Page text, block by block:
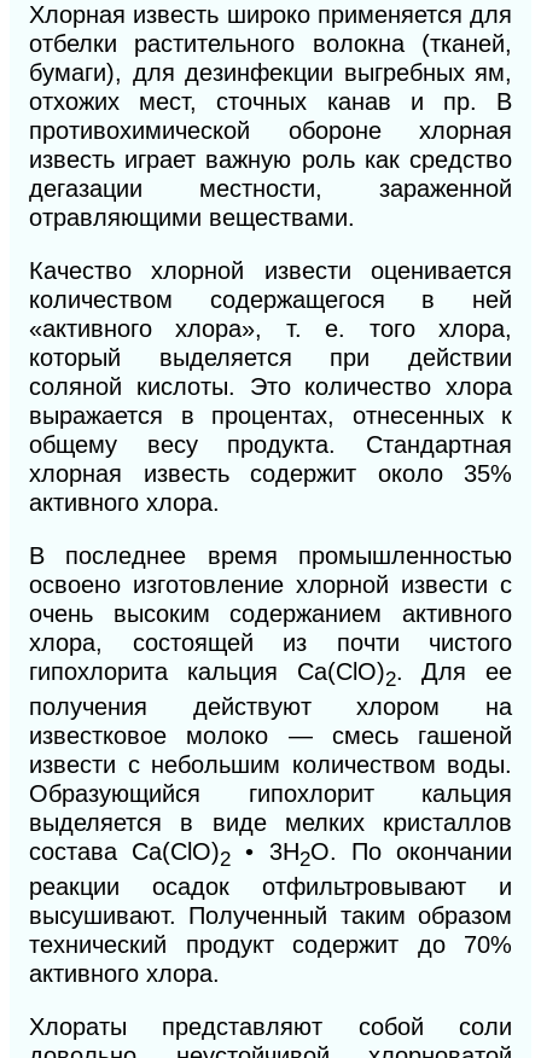
Хлорная известь широко применяется для
отбелки растительного волокна (тканей,
бумаги), для дезинфекции выгребных ям,
отхожих мест, сточных канав и пр. В
противохимической обороне хлорная
известь играет важную роль как средство
дегазации местности, зараженной
отравляющими веществами.
Качество хлорной извести оценивается
количеством содержащегося в ней
«активного хлора», т. е. того хлора,
который выделяется при действии
соляной кислоты. Это количество хлора
выражается в процентах, отнесенных к
общему весу продукта. Стандартная
хлорная известь содержит около 35%
активного хлора.
В последнее время промышленностью
освоено изготовление хлорной извести с
очень высоким содержанием активного
хлора, состоящей из почти чистого
гипохлорита кальция Са(СlO)2. Для ее
получения действуют хлором на
известковое молоко — смесь гашеной
извести с небольшим количеством воды.
Образующийся гипохлорит кальция
выделяется в виде мелких кристаллов
состава Са(СlO)2 • 3Н2О. По окончании
реакции осадок отфильтровывают и
высушивают. Полученный таким образом
технический продукт содержит до 70%
активного хлора.
Хлораты представляют собой соли